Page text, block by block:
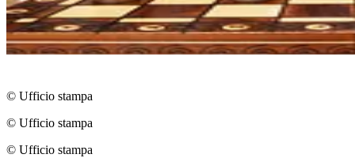
© Ufficio stampa
© Ufficio stampa
© Ufficio stampa